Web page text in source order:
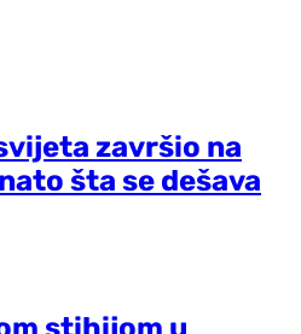
završio na
šta se dešava